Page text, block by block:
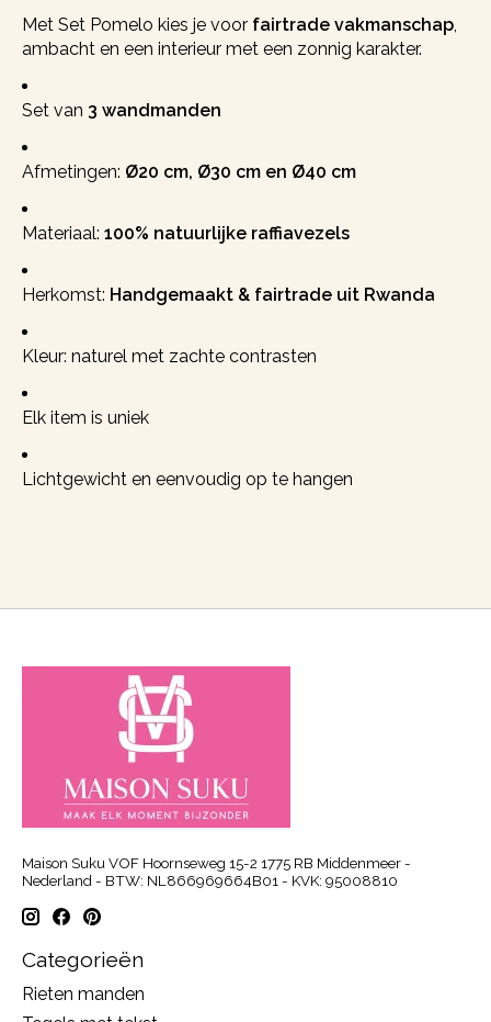
Met Set Pomelo kies je voor fairtrade vakmanschap,
ambacht en een interieur met een zonnig karakter.
Set van 3 wandmanden
Afmetingen: Ø20 cm, Ø30 cm en Ø40 cm
Materiaal: 100% natuurlijke raffiavezels
Herkomst: Handgemaakt & fairtrade uit Rwanda
Kleur: naturel met zachte contrasten
Elk item is uniek
Lichtgewicht en eenvoudig op te hangen
Maison Suku VOF Hoornseweg 15-2 1775 RB Middenmeer -
Nederland - BTW: NL866969664B01 - KVK: 95008810
Categorieën
Rieten manden